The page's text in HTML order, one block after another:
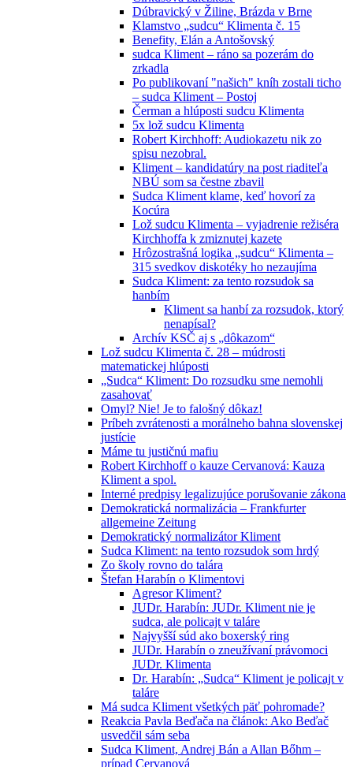
Dúbravický v Žiline, Brázda v Brne
Klamstvo „sudcu“ Klimenta č. 15
Benefity, Elán a Antošovský
sudca Kliment – ráno sa pozerám do
zrkadla
Po publikovaní "našich" kníh zostali ticho
– sudca Kliment – Postoj
Čerman a hlúposti sudcu Klimenta
5x lož sudcu Klimenta
Robert Kirchhoff: Audiokazetu nik zo
spisu nezobral.
Kliment – kandidatúry na post riaditeľa
NBÚ som sa čestne zbavil
Sudca Kliment klame, keď hovorí za
Kocúra
Lož sudcu Klimenta – vyjadrenie režiséra
Kirchhoffa k zmiznutej kazete
Hrôzostrašná logika „sudcu“ Klimenta –
315 svedkov diskotéky ho nezaujíma
Sudca Kliment: za tento rozsudok sa
hanbím
Kliment sa hanbí za rozsudok, ktorý
nenapísal?
Archív KSČ aj s „dôkazom“
Lož sudcu Klimenta č. 28 – múdrosti
matematickej hlúposti
„Sudca“ Kliment: Do rozsudku sme nemohli
zasahovať
Omyl? Nie! Je to falošný dôkaz!
Príbeh zvrátenosti a morálneho bahna slovenskej
justície
Máme tu justičnú mafiu
Robert Kirchhoff o kauze Cervanová: Kauza
Kliment a spol.
Interné predpisy legalizujúce porušovanie zákona
Demokratická normalizácia – Frankfurter
allgemeine Zeitung
Demokratický normalizátor Kliment
Sudca Kliment: na tento rozsudok som hrdý
Zo školy rovno do talára
Štefan Harabín o Klimentovi
Agresor Kliment?
JUDr. Harabín: JUDr. Kliment nie je
sudca, ale policajt v taláre
Najvyšší súd ako boxerský ring
JUDr. Harabín o zneužívaní právomoci
JUDr. Klimenta
Dr. Harabín: „Sudca“ Kliment je policajt v
taláre
Má sudca Kliment všetkých päť pohromade?
Reakcia Pavla Beďača na článok: Ako Beďač
usvedčil sám seba
Sudca Kliment, Andrej Bán a Allan Bőhm –
prípad Cervanová